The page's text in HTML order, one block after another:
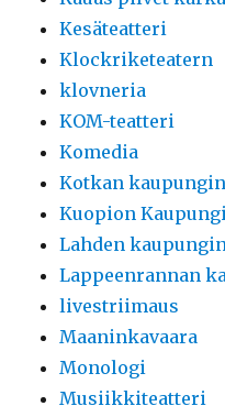
Kesäteatteri
Klockriketeatern
klovneria
KOM-teatteri
Komedia
Kotkan
Kuopion
Lahden
Lappeenrannan
livestriimaus
Maaninkavaara
Monologi
Musiikkiteatteri